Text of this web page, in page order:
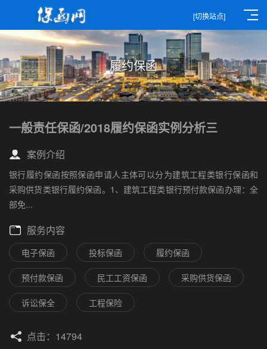
[切换站点]
履约保函
一般责任保函/2018履约保函实例分析三
案例介绍
银行履约保函按照保函申请人主体可以分为建筑工程类银行保函和
采购供货类银行履约保函。1、建筑工程类银行预付款保函办理：全
部免...
服务内容
电子保函 投标保函 履约保函
预付款保函 民工工资保函 采购供货保函
诉讼保全 工程保险
点击：14794